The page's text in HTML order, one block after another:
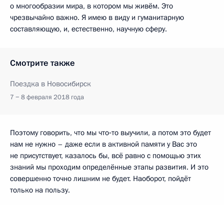
о многообразии мира, в котором мы живём. Это
чрезвычайно важно. Я имею в виду и гуманитарную
составляющую, и, естественно, научную сферу.
Смотрите также
Поездка в Новосибирск
7 − 8 февраля 2018 года
Поэтому говорить, что мы что‑то выучили, а потом это будет
нам не нужно – даже если в активной памяти у Вас это
не присутствует, казалось бы, всё равно с помощью этих
знаний мы проходим определённые этапы развития. И это
совершенно точно лишним не будет. Наоборот, пойдёт
только на пользу.